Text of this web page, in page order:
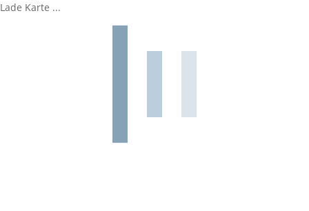
Lade Karte ...